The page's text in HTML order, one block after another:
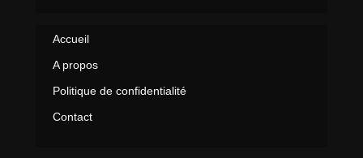
Accueil
A propos
Politique de confidentialité
Contact